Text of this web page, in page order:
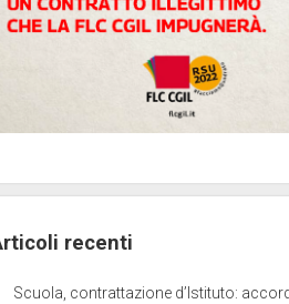
recenti
Scuola, contrattazione d’Istituto: